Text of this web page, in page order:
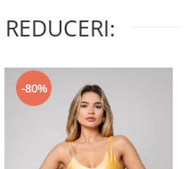
-80%